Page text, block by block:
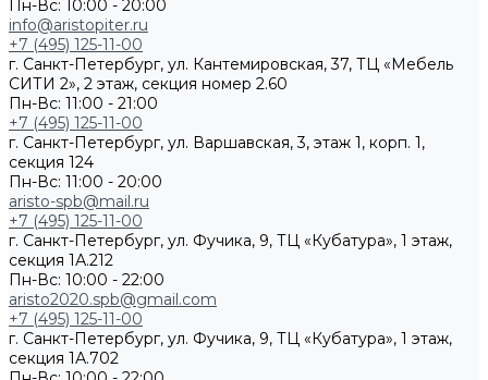
Пн-Вс: 10:00 - 20:00
info@aristopiter.ru
+7 (495) 125-11-00
г. Санкт-Петербург, ул. Кантемировская, 37, ТЦ «Мебель
СИТИ 2», 2 этаж, секция номер 2.60
Пн-Вс: 11:00 - 21:00
+7 (495) 125-11-00
г. Санкт-Петербург, ул. Варшавская, 3, этаж 1, корп. 1,
секция 124
Пн-Вс: 11:00 - 20:00
aristo-spb@mail.ru
+7 (495) 125-11-00
г. Санкт-Петербург, ул. Фучика, 9, ТЦ «Кубатура», 1 этаж,
секция 1А.212
Пн-Вс: 10:00 - 22:00
aristo2020.spb@gmail.com
+7 (495) 125-11-00
г. Санкт-Петербург, ул. Фучика, 9, ТЦ «Кубатура», 1 этаж,
секция 1А.702